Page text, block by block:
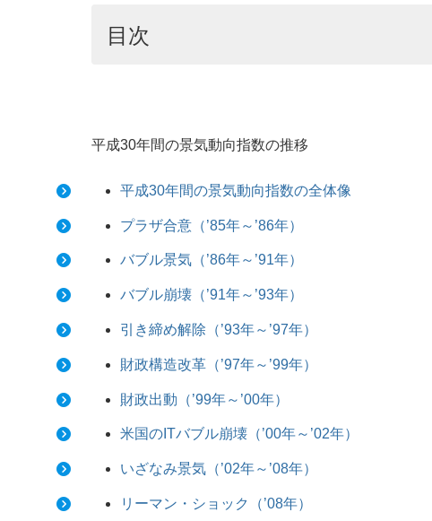
目次
平成30年間の景気動向指数の推移
平成30年間の景気動向指数の全体像
プラザ合意（’85年～’86年）
バブル景気（’86年～’91年）
バブル崩壊（’91年～’93年）
引き締め解除（’93年～’97年）
財政構造改革（’97年～’99年）
財政出動（’99年～’00年）
米国のITバブル崩壊（’00年～’02年）
いざなみ景気（’02年～’08年）
リーマン・ショック（’08年）